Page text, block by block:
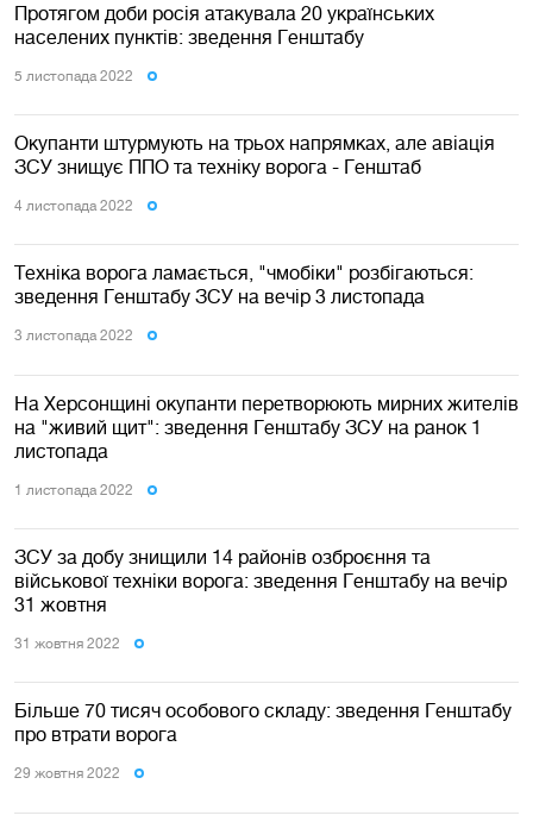
Протягом доби росія атакувала 20 українських
населених пунктів: зведення Генштабу
5 листопада 2022
Окупанти штурмують на трьох напрямках, але авіація
ЗСУ знищує ППО та техніку ворога - Генштаб
4 листопада 2022
Техніка ворога ламається, "чмобіки" розбігаються:
зведення Генштабу ЗСУ на вечір 3 листопада
3 листопада 2022
На Херсонщині окупанти перетворюють мирних жителів
на "живий щит": зведення Генштабу ЗСУ на ранок 1
листопада
1 листопада 2022
ЗСУ за добу знищили 14 районів озброєння та
військової техніки ворога: зведення Генштабу на вечір
31 жовтня
31 жовтня 2022
Більше 70 тисяч особового складу: зведення Генштабу
про втрати ворога
29 жовтня 2022